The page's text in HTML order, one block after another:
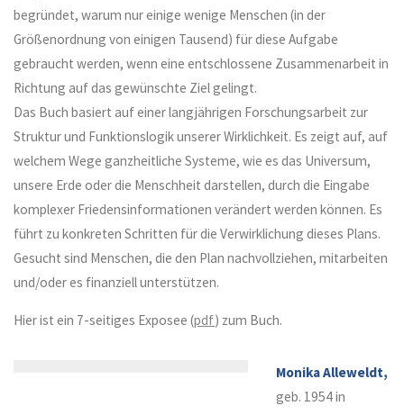
begründet, warum nur einige wenige Menschen (in der
Größenordnung von einigen Tausend) für diese Aufgabe
gebraucht werden, wenn eine entschlossene Zusammenarbeit in
Richtung auf das gewünschte Ziel gelingt.
Das Buch basiert auf einer langjährigen Forschungsarbeit zur
Struktur und Funktionslogik unserer Wirklichkeit. Es zeigt auf, auf
welchem Wege ganzheitliche Systeme, wie es das Universum,
unsere Erde oder die Menschheit darstellen, durch die Eingabe
komplexer Friedensinformationen verändert werden können. Es
führt zu konkreten Schritten für die Verwirklichung dieses Plans.
Gesucht sind Menschen, die den Plan nachvollziehen, mitarbeiten
und/oder es finanziell unterstützen.
Hier ist ein 7-seitiges Exposee (pdf) zum Buch.
Monika Alleweldt,
geb. 1954 in